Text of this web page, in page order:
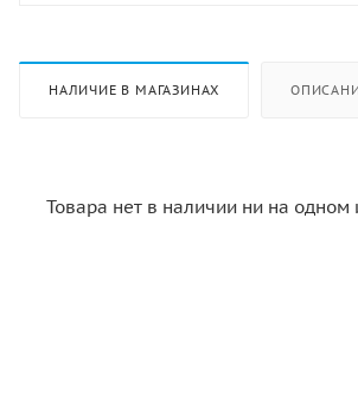
НАЛИЧИЕ В МАГАЗИНАХ
Товара нет в наличии ни на одном